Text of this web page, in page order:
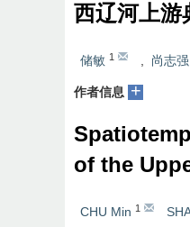
西辽河上游
储敏 1 尚志强
作者信息 +
of the
CHU Min 1